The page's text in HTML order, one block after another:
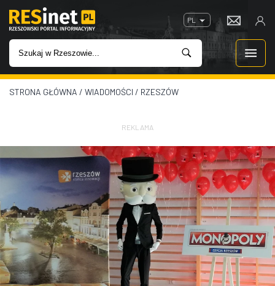
PL
WIADOMOŚCI
IMPREZY
ROZRYWKA
W KINACH
GASTRONOMIA
STRONA GŁÓWNA / WIADOMOŚCI / RZESZÓW
REKLAMA